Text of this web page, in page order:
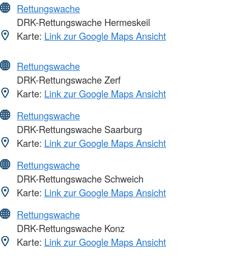
Rettungswache
DRK-Rettungswache Hermeskeil
Karte: Link zur Google Maps Ansicht
Rettungswache
DRK-Rettungswache Zerf
Karte: Link zur Google Maps Ansicht
Rettungswache
DRK-Rettungswache Saarburg
Karte: Link zur Google Maps Ansicht
Rettungswache
DRK-Rettungswache Schweich
Karte: Link zur Google Maps Ansicht
Rettungswache
DRK-Rettungswache Konz
Karte: Link zur Google Maps Ansicht